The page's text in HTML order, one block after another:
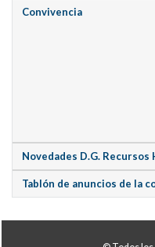
Convivencia
Novedades D.G. Recursos
Tablón de anuncios de la